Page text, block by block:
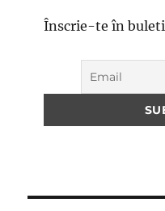
Înscrie-te în